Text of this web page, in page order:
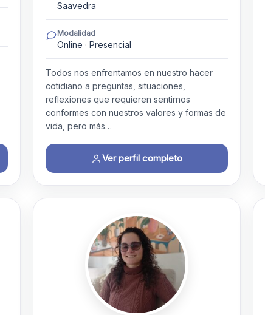
Saavedra
Modalidad
Online · Presencial
Todos nos enfrentamos en nuestro hacer
cotidiano a preguntas, situaciones,
reflexiones que requieren sentirnos
conformes con nuestros valores y formas de
vida, pero más…
Ver perfil completo